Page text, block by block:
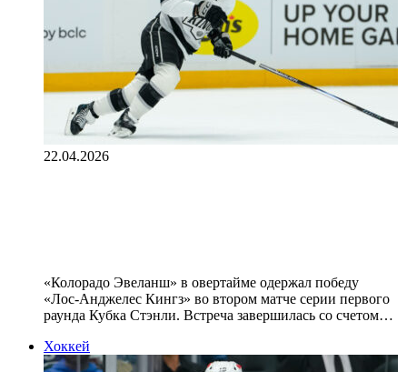
22.04.2026
«Колорадо Эвеланш» в овертайме одержал победу
«Лос‑Анджелес Кингз» во втором матче серии первого
раунда Кубка Стэнли. Встреча завершилась со счетом…
Хоккей